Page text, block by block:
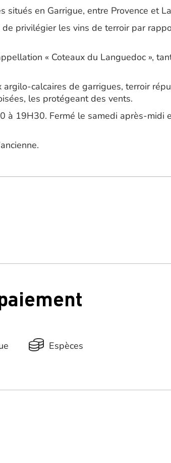
situés en Garrigue, entre Provence et
privilégier les vins de terroir par
« Coteaux du Languedoc »,
calcaires de garrigues, terroir
les protégeant des vents.
à 19H30. Fermé le samedi après-midi
Espèces